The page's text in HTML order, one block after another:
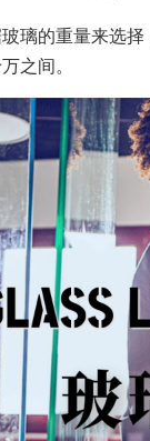
璃的重量来选
之间。